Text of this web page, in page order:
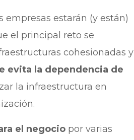
empresas estarán (y están)
el principal reto se
cohesionadas y
evita la dependencia de
la infraestructura en
el negociopor varias